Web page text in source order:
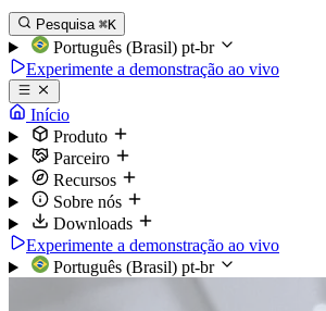
Pesquisa ⌘K
Português (Brasil) pt-br
Experimente a demonstração ao vivo
Início
Produto
Parceiro
Recursos
Sobre nós
Downloads
Experimente a demonstração ao vivo
Português (Brasil) pt-br